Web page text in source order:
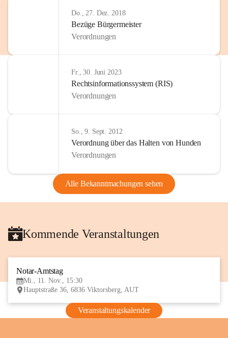
Do., 27. Dez. 2018
Bezüge Bürgermeister
Verordnungen
Fr., 30. Juni 2023
Rechtsinformationssystem (RIS)
Verordnungen
So., 9. Sept. 2012
Verordnung über das Halten von Hunden
Verordnungen
Alle Bekanntmachungen sehen
Kommende Veranstaltungen
Notar-Amtstag
Mi., 11. Nov., 15:30
Hauptstraße 36, 6836 Viktorsberg, AUT
Veranstaltungskalender